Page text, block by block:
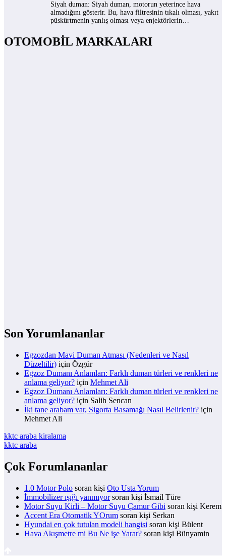
Siyah duman: Siyah duman, motorun yeterince hava
almadığını gösterir. Bu, hava filtresinin tıkalı olması, yakıt
püskürtmenin yanlış olması veya enjektörlerin…
OTOMOBİL MARKALARI
Son Yorumlananlar
Egzozdan Mavi Duman Atması (Nedenleri ve Nasıl
Düzeltilir) için Özgür
Egzoz Dumanı Anlamları: Farklı duman türleri ve renkleri ne
anlama geliyor? için Mehmet Ali
Egzoz Dumanı Anlamları: Farklı duman türleri ve renkleri ne
anlama geliyor? için Salih Sencan
İki tane arabam var, Sigorta Basamağı Nasıl Belirlenir? için
Mehmet Ali
kktc araba kiralama
kktc araba
Çok Forumlananlar
1.0 Motor Polo soran kişi Oto Usta Yorum
İmmobilizer ışığı yanmıyorsoran kişi İsmail Türe
Motor Suyu Kirli – Motor Suyu Çamur Gibi soran kişi Kerem
Accent Era Otomatik YOrum soran kişi Serkan
Hyundai en çok tutulan modeli hangisi soran kişi Bülent
Hava Akışmetre mi Bu Ne işe Yarar? soran kişi Bünyamin